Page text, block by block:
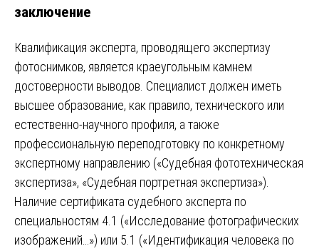
заключение
Квалификация эксперта, проводящего экспертизу
фотоснимков, является краеугольным камнем
достоверности выводов. Специалист должен иметь
высшее образование, как правило, технического или
естественно-научного профиля, а также
профессиональную переподготовку по конкретному
экспертному направлению («Судебная фототехническая
экспертиза», «Судебная портретная экспертиза»).
Наличие сертификата судебного эксперта по
специальностям 4.1 («Исследование фотографических
изображений…») или 5.1 («Идентификация человека по